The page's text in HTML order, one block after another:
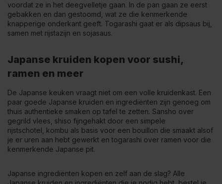
voordat ze in het deegvelletje gaan. In de pan gaan ze eerst
gebakken en dan gestoomd, wat ze die kenmerkende
knapperige onderkant geeft. Togarashi gaat er als dipsaus bij,
samen met rijstazijn en sojasaus.
Japanse kruiden kopen voor sushi,
ramen en meer
De Japanse keuken vraagt niet om een volle kruidenkast. Een
paar goede Japanse kruiden en ingrediënten zijn genoeg om
thuis authentieke smaken op tafel te zetten. Sansho over
gegrild vlees, shiso fijngehakt door een simpele
rijstschotel, kombu als basis voor een bouillon die smaakt alsof
je er uren aan hebt gewerkt en togarashi over ramen voor die
kenmerkende Japanse pit.
Japanse ingrediënten kopen en zelf aan de slag? Alle